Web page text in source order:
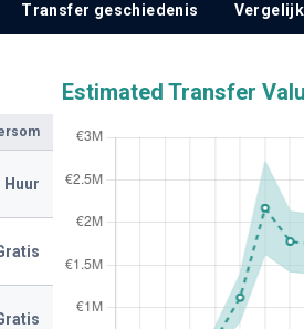
Transfer geschiedenis
Huur
Estimated Transfer